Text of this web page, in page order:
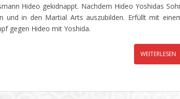
Hideo gekidnappt. Nachdem Hideo Yoshidas
und in den Martial Arts auszubilden. Erfüllt mit
gegen Hideo mit Yoshida.
WEITERLESEN